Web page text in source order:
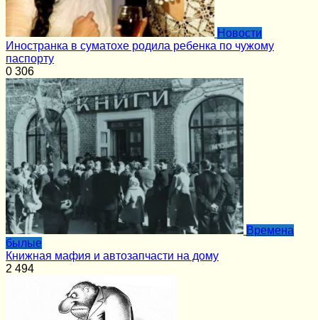
Новости
Иностранка в суматохе родила ребенка по чужому
паспорту
0 306
Времена
былые
Книжная мафия и автозапчасти на дому
2 494